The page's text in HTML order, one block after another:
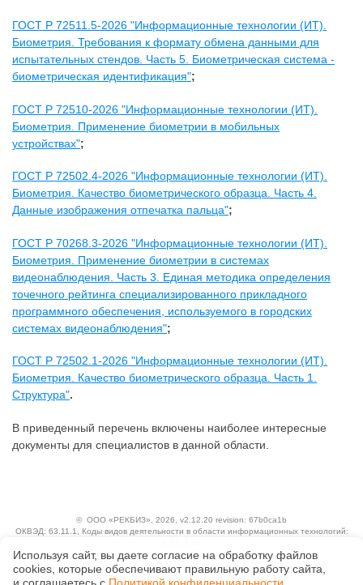
ГОСТ Р 72511.5-2026 "Информационные технологии (ИТ).
Биометрия. Требования к формату обмена данными для
испытательных стендов. Часть 5. Биометрическая система -
биометрическая идентификация";
ГОСТ Р 72510-2026 "Информационные технологии (ИТ).
Биометрия. Применение биометрии в мобильных
устройствах";
ГОСТ Р 72502.4-2026 "Информационные технологии (ИТ).
Биометрия. Качество биометрического образца. Часть 4.
Данные изображения отпечатка пальца";
ГОСТ Р 70268.3-2026 "Информационные технологии (ИТ).
Биометрия. Применение биометрии в системах
видеонаблюдения. Часть 3. Единая методика определения
точечного рейтинга специализированного прикладного
программного обеспечения, используемого в городских
системах видеонаблюдения";
ГОСТ Р 72502.1-2026 "Информационные технологии (ИТ).
Биометрия. Качество биометрического образца. Часть 1.
Структура".
В приведенный перечень включены наиболее интересные
документы для специалистов в данной области.
© ООО «РЕКБИЗ» , 2026, v2.12.20 revision: 67b0ca1b
ОКВЭД: 63.11.1, Коды видов деятельности в области информационных технологий:
Ценовая политика
Используя сайт, вы даете согласие на обработку файлов
сооkiеs, которые обеспечивают правильную работу сайта,